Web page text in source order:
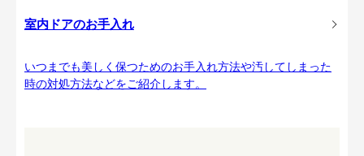
室内ドアのお手入れ
いつまでも美しく保つためのお手入れ方法や汚してしまった
時の対処方法などをご紹介します。